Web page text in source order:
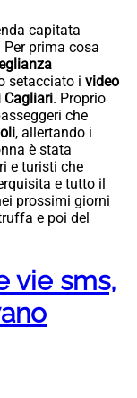
capitata
prima cosa
setacciato i video
Cagliari. Proprio
che
, allertando i
è stata
e turisti che
e tutto il
prossimi giorni
e poi del
vie sms,